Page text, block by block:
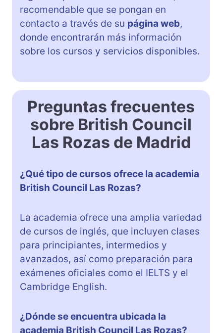
recomendable que se pongan en
contacto a través de su página web,
donde encontrarán más información
sobre los cursos y servicios disponibles.
Preguntas frecuentes
sobre British Council
Las Rozas de Madrid
¿Qué tipo de cursos ofrece la academia
British Council Las Rozas?
La academia ofrece una amplia variedad
de cursos de inglés, que incluyen clases
para principiantes, intermedios y
avanzados, así como preparación para
exámenes oficiales como el IELTS y el
Cambridge English.
¿Dónde se encuentra ubicada la
academia British Council Las Rozas?